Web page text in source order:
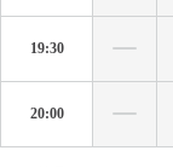
19:30
20:00